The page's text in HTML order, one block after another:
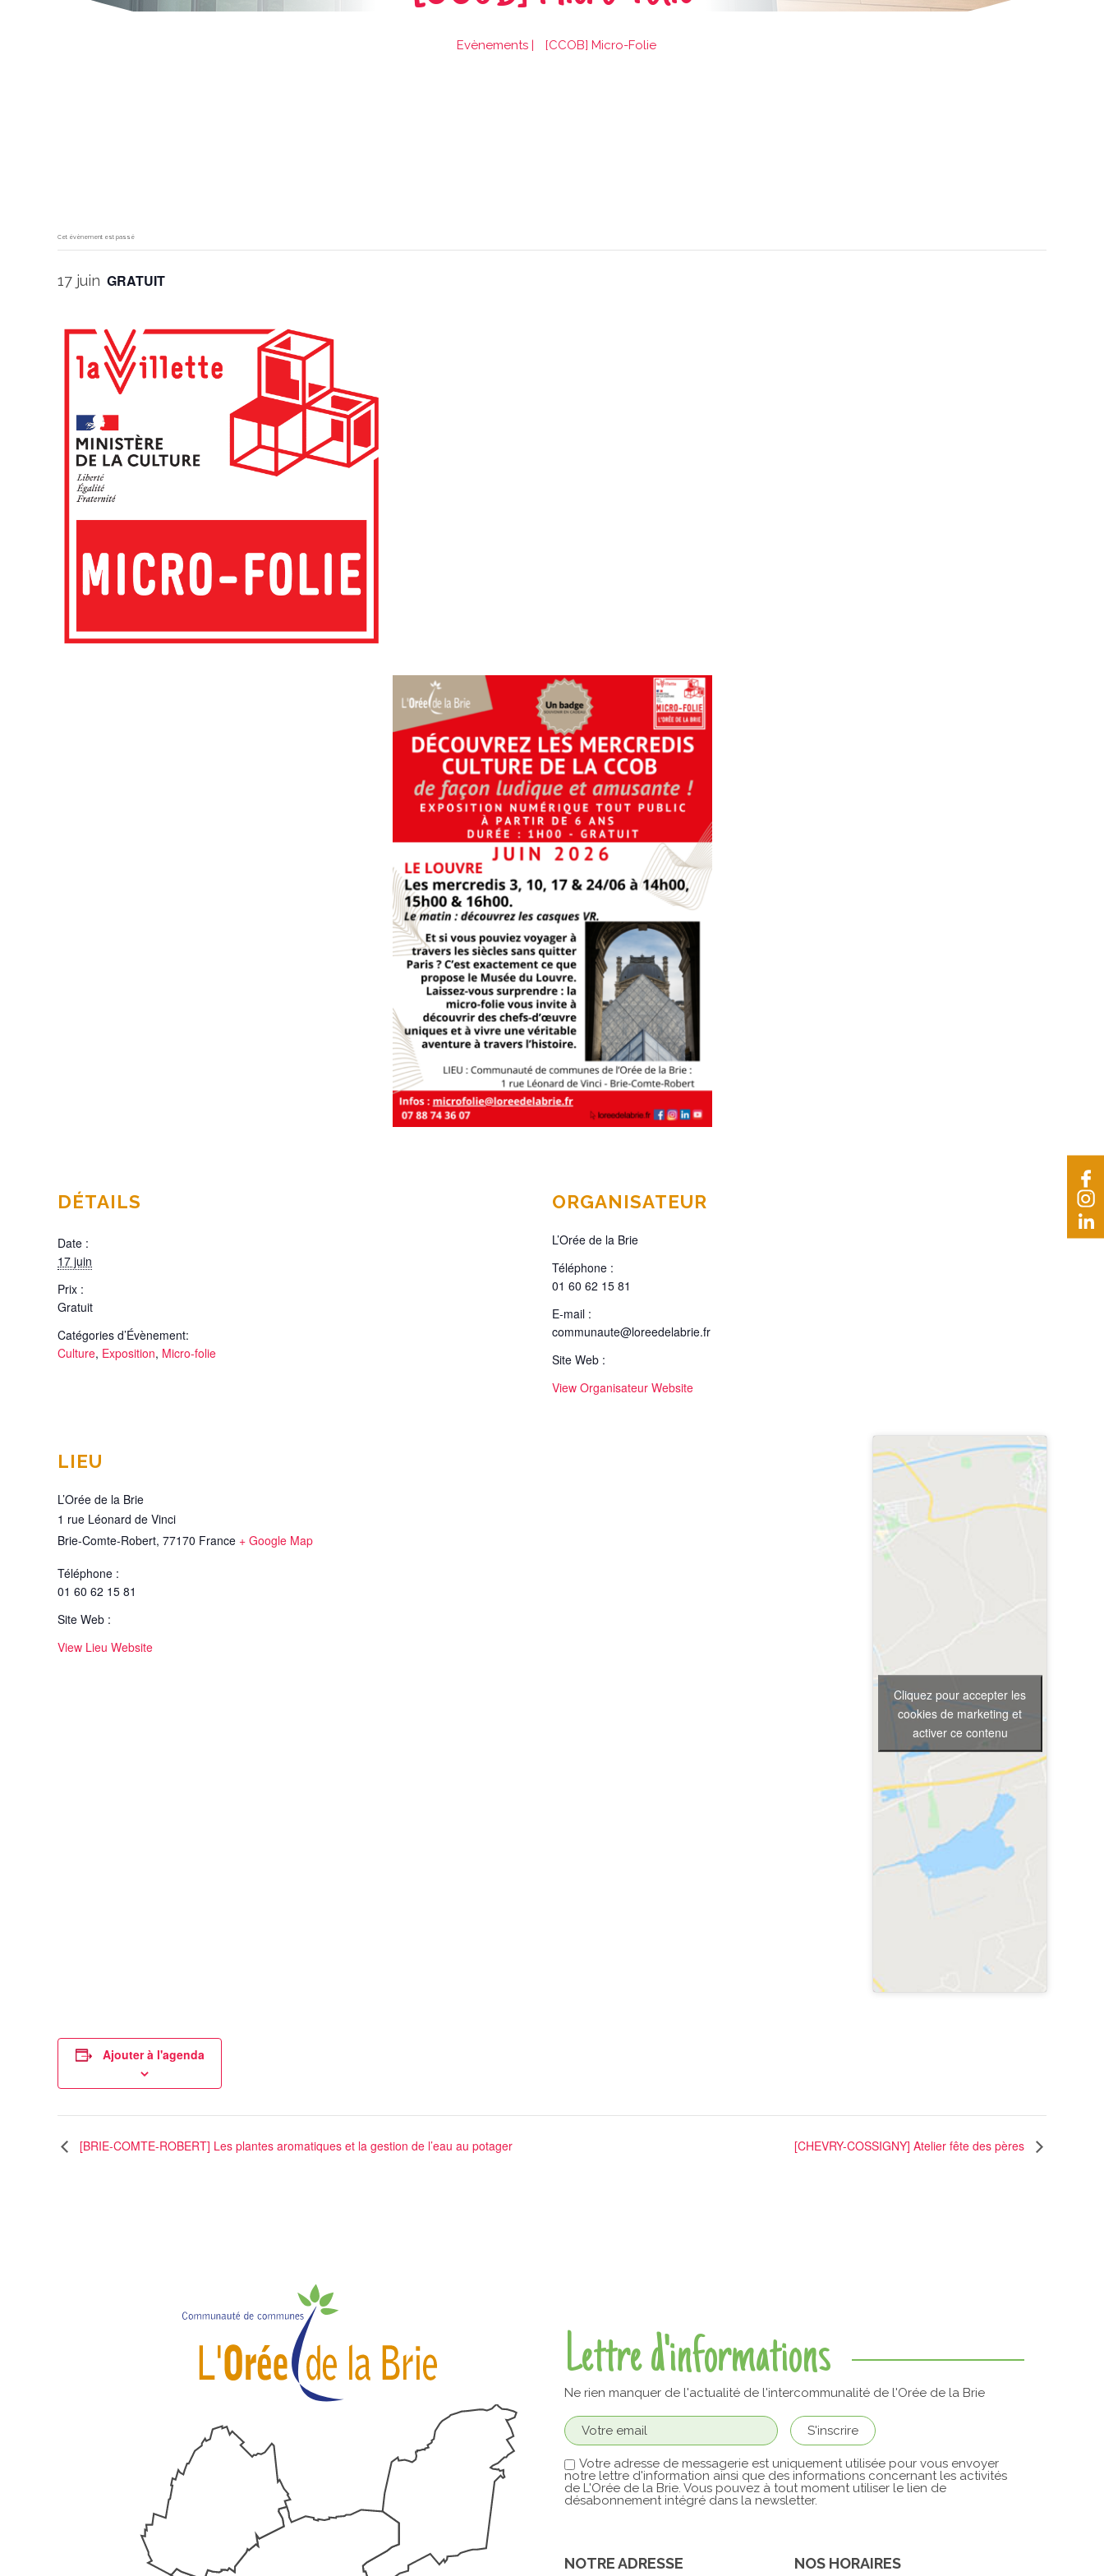
Evènements| [CCOB] Micro-Folie
Cet évènement est passé
17 juin GRATUIT
DÉTAILS
Date :
17 juin
Prix :
Gratuit
Catégories d’Évènement:
Culture, Exposition, Micro-folie
ORGANISATEUR
L’Orée de la Brie
Téléphone :
01 60 62 15 81
E-mail :
communaute@loreedelabrie.fr
Site Web :
View Organisateur Website
LIEU
L’Orée de la Brie
1 rue Léonard de Vinci
Brie-Comte-Robert, 77170 France + Google Map
Téléphone :
01 60 62 15 81
Site Web :
View Lieu Website
Cliquez pour accepter les
cookies de marketing et
activer ce contenu
Ajouter à l'agenda
[BRIE-COMTE-ROBERT] Les plantes aromatiques et la gestion de l’eau au potager [CHEVRY-COSSIGNY] Atelier fête des pères
Lettre d'informations
Ne rien manquer de l'actualité de l'intercommunalité de l'Orée de la Brie
Votre adresse de messagerie est uniquement utilisée pour vous envoyer
notre lettre d'information ainsi que des informations concernant les activités
de L'Orée de la Brie. Vous pouvez à tout moment utiliser le lien de
désabonnement intégré dans la newsletter.
NOTRE ADRESSE NOS HORAIRES